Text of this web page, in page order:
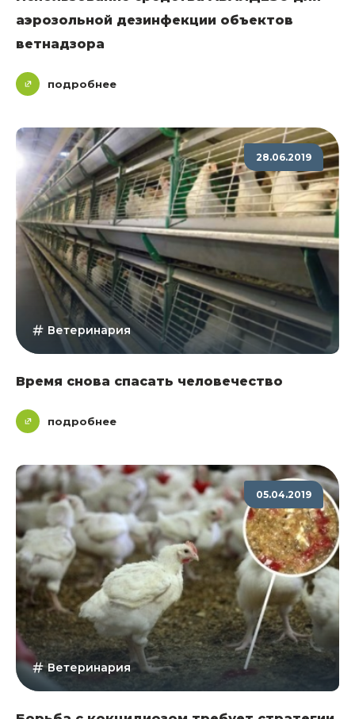
аэрозольной дезинфекции объектов
ветнадзора
подробнее
28.06.2019
Ветеринария
Время снова спасать человечество
подробнее
05.04.2019
Ветеринария